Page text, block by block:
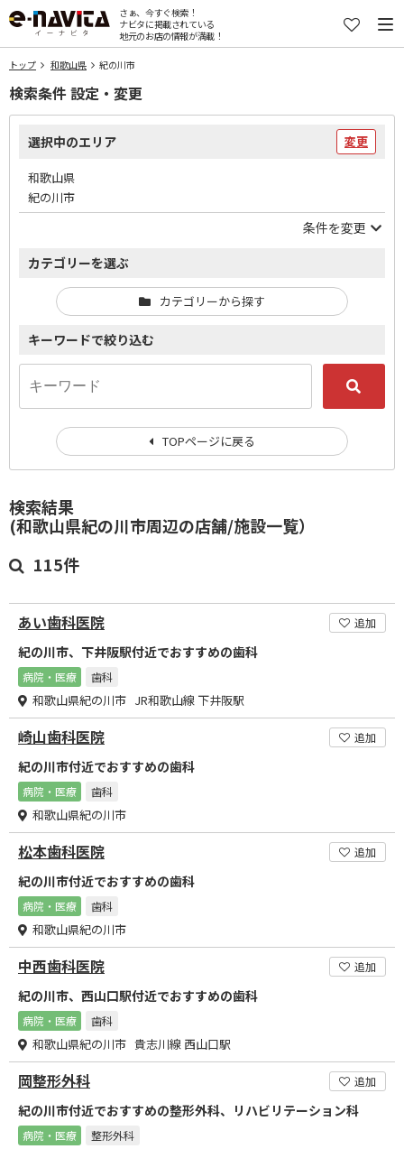
さぁ、今すぐ検索！
ナビタに掲載されている
地元のお店の情報が満載！
トップ 和歌山県 紀の川市
検索結果
(和歌山県紀の川市周辺の店舗/施設一覧）
115件
あい歯科医院 追加
紀の川市、下井阪駅付近でおすすめの歯科
病院・医療 歯科
和歌山県紀の川市 JR和歌山線 下井阪駅
崎山歯科医院 追加
紀の川市付近でおすすめの歯科
病院・医療 歯科
和歌山県紀の川市
松本歯科医院 追加
紀の川市付近でおすすめの歯科
病院・医療 歯科
和歌山県紀の川市
中西歯科医院 追加
紀の川市、西山口駅付近でおすすめの歯科
病院・医療 歯科
和歌山県紀の川市 貴志川線 西山口駅
岡整形外科 追加
紀の川市付近でおすすめの整形外科、リハビリテーション科
病院・医療 整形外科
検索条件 設定・変更
選択中のエリア 変更
和歌山県
紀の川市
条件を変更
カテゴリーを選ぶ
カテゴリーから探す
キーワードで絞り込む
TOPページに戻る